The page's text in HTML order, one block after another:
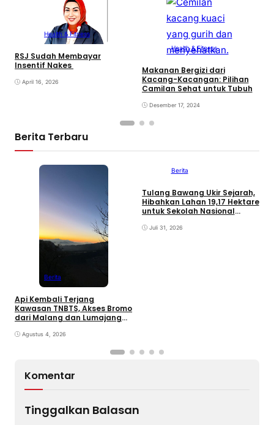
Health & Fitness
RSJ Sudah Membayar
Insentif Nakes
April 16, 2026
Health & Fitness
Makanan Bergizi dari
Kacang-Kacangan: Pilihan
Camilan Sehat untuk Tubuh
Desember 17, 2024
Berita Terbaru
Berita
Api Kembali Terjang
Kawasan TNBTS, Akses Bromo
dari Malang dan Lumajang
Agustus 4, 2026
Berita
Tulang Bawang Ukir Sejarah,
Hibahkan Lahan 19,17 Hektare
untuk Sekolah Nasional
Juli 31, 2026
Komentar
Tinggalkan Balasan